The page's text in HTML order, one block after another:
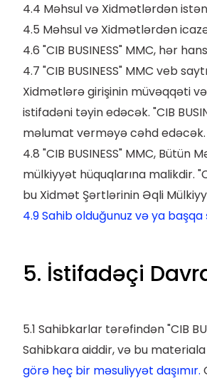
4.4 Məhsul və Xidmətlərdən
4.5 Məhsul və Xidmətlərdən
4.6 "CIB BUSINESS" MMC, hər
4.7 "CIB BUSINESS" MMC veb
Xidmətlərə girişinin müvəqqəti və
istifadəni təyin edəcək. "CIB
məlumat verməyə cəhd edəcək.
4.8 "CIB BUSINESS" MMC,
mülkiyyət hüquqlarına malikdir.
bu Xidmət Şərtlərinin Əqli
4.9 Sahib olduğunuz və ya başqa
5. İstifadəçi
5.1 Sahibkarlar tərəfindən "CIB
Sahibkara aiddir, və bu
görə heç bir məsuliyyət daşımır.